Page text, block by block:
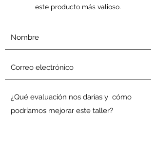
este producto más valioso.